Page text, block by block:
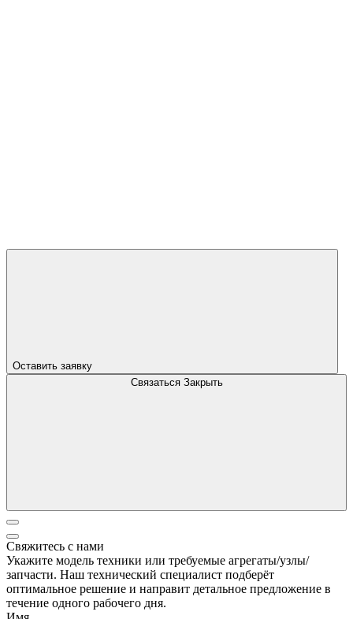
Оставить заявку
Связаться Закрыть
Свяжитесь с нами
Укажите модель техники или требуемые агрегаты/узлы/
запчасти. Наш технический специалист подберёт
оптимальное решение и направит детальное предложение в
течение одного рабочего дня.